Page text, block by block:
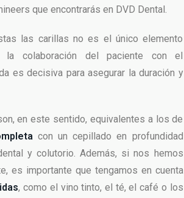
que encontrarás en DVD Dental.
las carillas no es el único elemento
la colaboración del paciente con el
es decisiva para asegurar la duración y
en este sentido, equivalentes a los de
con un cepillado en profundidad
y colutorio. Además, si nos hemos
es importante que tengamos en cuenta
, como el vino tinto, el té, el café o los